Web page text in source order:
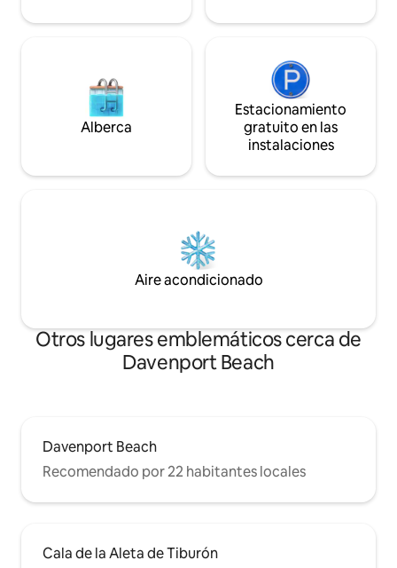
Alberca
Estacionamiento
gratuito en las
instalaciones
Aire acondicionado
Otros lugares emblemáticos cerca de
Davenport Beach
Davenport Beach
Recomendado por 22 habitantes locales
Cala de la Aleta de Tiburón